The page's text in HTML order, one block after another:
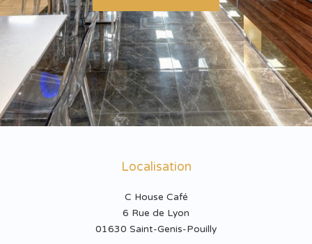
Localisation
C House Café
6 Rue de Lyon
01630 Saint-Genis-Pouilly